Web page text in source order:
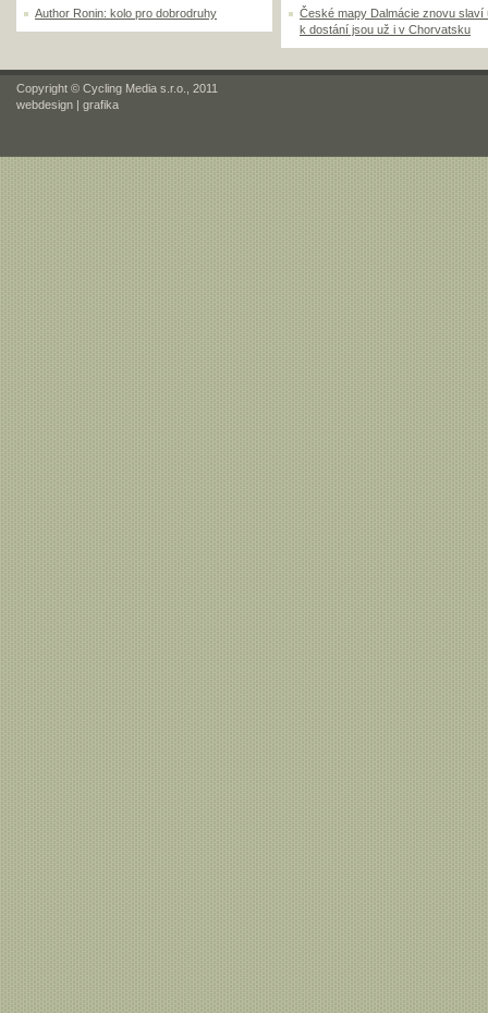
Author Ronin: kolo pro dobrodruhy
České mapy Dalmácie znovu slaví
k dostání jsou už i v Chorvatsku
Copyright © Cycling Media s.r.o., 2011
webdesign | grafika